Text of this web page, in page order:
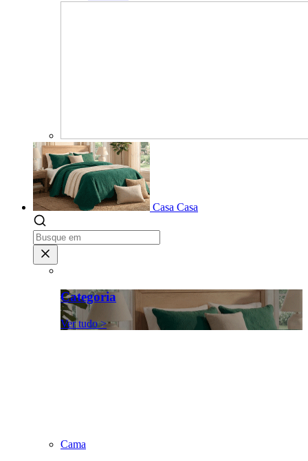
Casa Casa
Categoria
Ver tudo >
Cama